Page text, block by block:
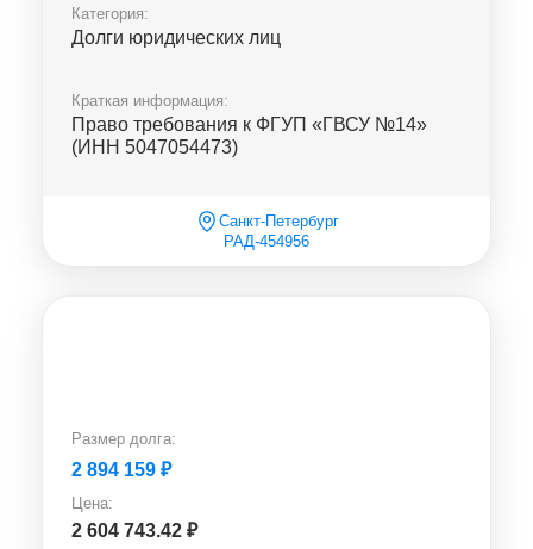
Категория:
Долги юридических лиц
Краткая информация:
Право требования к ФГУП «ГВСУ №14»
(ИНН 5047054473)
Санкт-Петербург
РАД-454956
Размер долга:
2 894 159 ₽
Цена:
2 604 743.42 ₽